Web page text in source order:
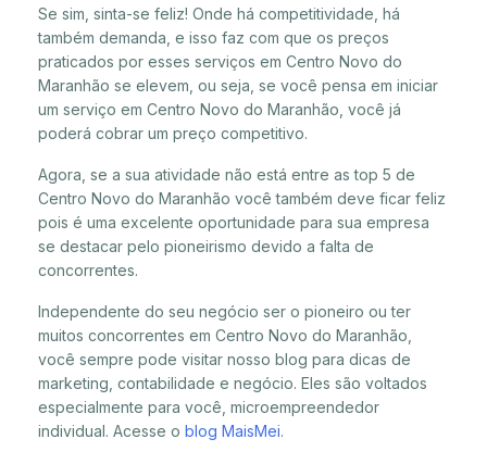
Se sim, sinta-se feliz! Onde há competitividade, há
também demanda, e isso faz com que os preços
praticados por esses serviços em Centro Novo do
Maranhão se elevem, ou seja, se você pensa em iniciar
um serviço em Centro Novo do Maranhão, você já
poderá cobrar um preço competitivo.
Agora, se a sua atividade não está entre as top 5 de
Centro Novo do Maranhão você também deve ficar feliz
pois é uma excelente oportunidade para sua empresa
se destacar pelo pioneirismo devido a falta de
concorrentes.
Independente do seu negócio ser o pioneiro ou ter
muitos concorrentes em Centro Novo do Maranhão,
você sempre pode visitar nosso blog para dicas de
marketing, contabilidade e negócio. Eles são voltados
especialmente para você, microempreendedor
individual. Acesse o blog MaisMei.